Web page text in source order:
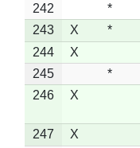
242
*
243
X *
244
X
245
*
246
X
247 X